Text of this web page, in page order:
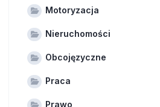
Motoryzacja
Nieruchomości
Obcojęzyczne
Praca
Prawo